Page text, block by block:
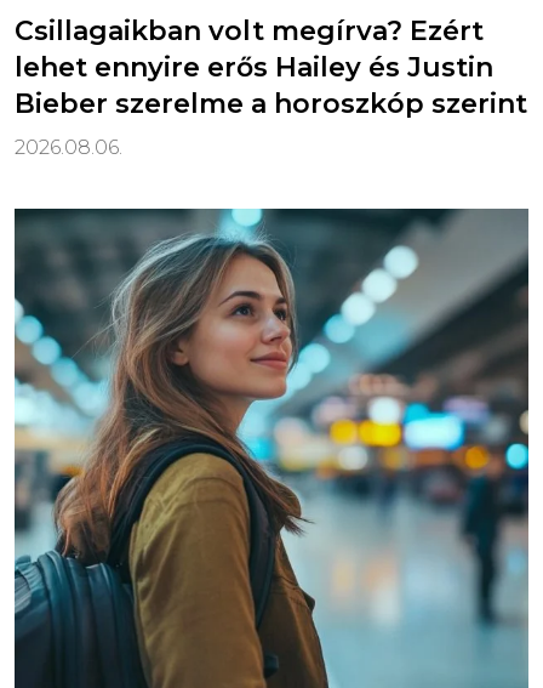
Csillagaikban volt megírva? Ezért
lehet ennyire erős Hailey és Justin
Bieber szerelme a horoszkóp szerint
2026.08.06.